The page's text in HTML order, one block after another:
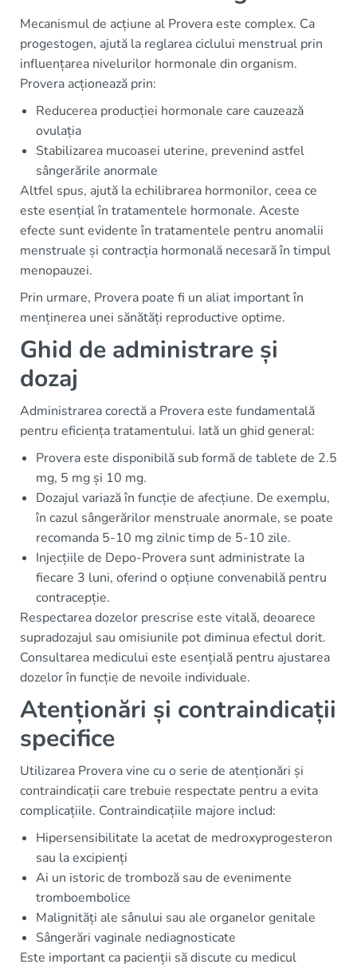
Mecanismul de acțiune al Provera este complex. Ca
progestogen, ajută la reglarea ciclului menstrual prin
influențarea nivelurilor hormonale din organism.
Provera acționează prin:
Reducerea producției hormonale care cauzează
ovulația
Stabilizarea mucoasei uterine, prevenind astfel
sângerările anormale
Altfel spus, ajută la echilibrarea hormonilor, ceea ce
este esențial în tratamentele hormonale. Aceste
efecte sunt evidente în tratamentele pentru anomalii
menstruale și contracția hormonală necesară în timpul
menopauzei.
Prin urmare, Provera poate fi un aliat important în
menținerea unei sănătăți reproductive optime.
Ghid de administrare și
dozaj
Administrarea corectă a Provera este fundamentală
pentru eficiența tratamentului. Iată un ghid general:
Provera este disponibilă sub formă de tablete de 2.5
mg, 5 mg și 10 mg.
Dozajul variază în funcție de afecțiune. De exemplu,
în cazul sângerărilor menstruale anormale, se poate
recomanda 5-10 mg zilnic timp de 5-10 zile.
Injecțiile de Depo-Provera sunt administrate la
fiecare 3 luni, oferind o opțiune convenabilă pentru
contracepție.
Respectarea dozelor prescrise este vitală, deoarece
supradozajul sau omisiunile pot diminua efectul dorit.
Consultarea medicului este esențială pentru ajustarea
dozelor în funcție de nevoile individuale.
Atenționări și contraindicații
specifice
Utilizarea Provera vine cu o serie de atenționări și
contraindicații care trebuie respectate pentru a evita
complicațiile. Contraindicațiile majore includ:
Hipersensibilitate la acetat de medroxyprogesteron
sau la excipienți
Ai un istoric de tromboză sau de evenimente
tromboembolice
Malignități ale sânului sau ale organelor genitale
Sângerări vaginale nediagnosticate
Este important ca pacienții să discute cu medicul